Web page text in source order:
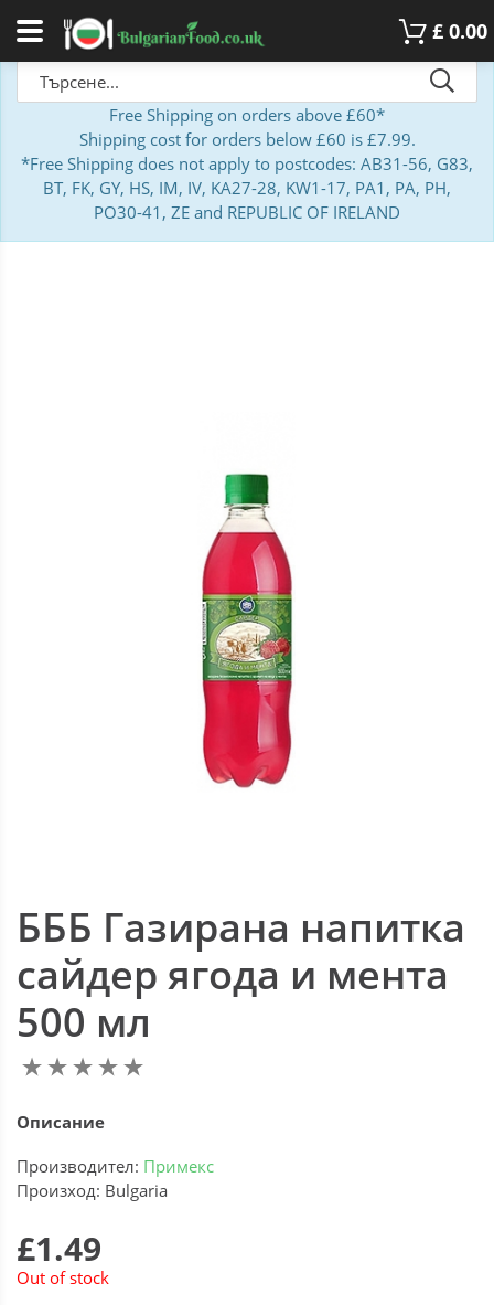
£ 0.00
Free Shipping on orders above £60*
Shipping cost for orders below £60 is £7.99.
*Free Shipping does not apply to postcodes: AB31-56, G83,
BT, FK, GY, HS, IM, IV, KA27-28, KW1-17, PA1, PA, PH,
PO30-41, ZE and REPUBLIC OF IRELAND
БББ Газирана напитка
сайдер ягода и мента
500 мл
Описание
Производител: Примекс
Произход: Bulgaria
£1.49
Out of stock